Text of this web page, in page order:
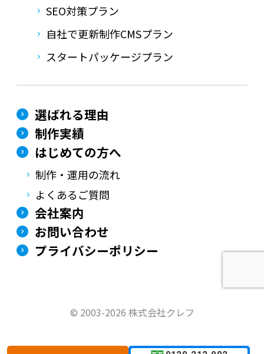
SEO対策プラン
自社で更新制作CMSプラン
スタートパッケージプラン
選ばれる理由
制作実績
はじめての方へ
制作・運用の流れ
よくあるご質問
会社案内
お問い合わせ
プライバシーポリシー
© 2003-2026 株式会社クレフ